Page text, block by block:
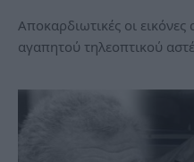
Αποκαρδιωτικές οι
αγαπητού τηλεοπτικού